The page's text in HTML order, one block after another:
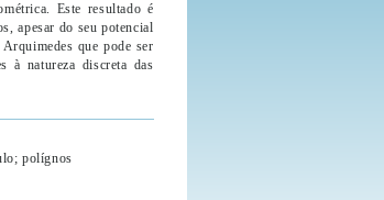
Este resultado é
apesar do seu potencial
que pode ser
à natureza discreta das
polígnos